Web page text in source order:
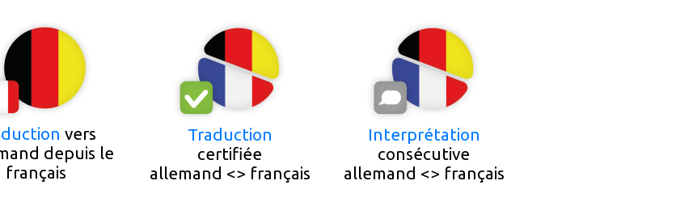
vers
depuis le
français
Traduction
certifiée
allemand <> français
Interprétation
consécutive
allemand <> français